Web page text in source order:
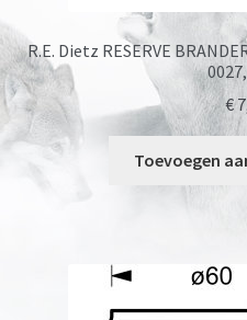
R.E. Dietz RESERVE
€
Toevoegen